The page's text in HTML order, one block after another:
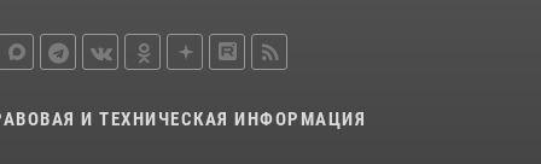
И ТЕХНИЧЕСКАЯ ИНФОРМАЦИЯ